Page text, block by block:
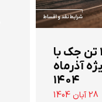
‌فروش کامیونت ۱۲ تن جک با
آذرماه
۱۴۰۴
28 آبان 1404